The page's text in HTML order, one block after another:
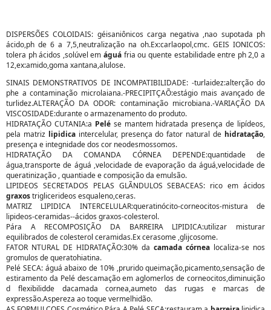
DISPERSÕES COLOIDAIS: géisaniônicos carga negativa ,nao supotada ph
ácido,ph de 6 a 7,5,neutralização na oh.Ex:carlaopol,cmc. GEIS IONICOS:
tolera ph ácidos ,solúvel emáguá fria ou quente estabilidade entre ph 2,0 a
12,ex:amido,goma xantana,alulose.
SINAIS DEMONSTRATIVOS DE INCOMPATIBILIDADE: -turlaidez:alterção do
phe a contaminação microlaiana.-PRECIPITÇAÕ:estágio mais avançado de
turlidez.ALTERAÇÃO DA ODOR: contaminação microbiana.-VARIAÇÃO DA
VISCOSIDADE:durante o armazenamento do produto.
HIDRATAÇÃO CUTANIA:a Pelése mantem hidratada presença de lipídeos,
pela matriz lipidicaintercelular, presença do fator natural de hidratação,
presença e integnidade dos cor neodesmossomos.
HIDRATAÇÃO DA COMANDA CÓRNEA DEPENDE:quantidade de
água,transporte de águá ,velocidade de evaporação da águá,velocidade de
queratinização , quantiade e composição da emulsão.
LIPIDEOS SECRETADOS PELAS GLÃNDULOS SEBACEAS: rico em ácidos
graxostriglicerideos esqualeno,ceras.
MATRIZ LIPIDICA INTERCELULAR:queratinócito-corneocitos-mistura de
lipideos-ceramidas--ácidos graxos-colesterol.
Pára A RECOMPOSIÇÃO DA BARREIRA LIPIDICA:utilizar misturar
equilibrados de colesterol ceramidas.Ex cerasome ,glijcosome.
FATOR NTURAL DE HIDRATAÇÃO:30% da camada córnea localiza-se nos
gromulos de queratohiatina.
Pelé SECA: águá abaixo de 10% ,prurido queimação,picamento,sensação de
estiramento da Pelé descamação em aglomerlos de corneocitos,diminuição
d flexibilidde dacamada cornea,aumeto das rugas e marcas de
expressão.Aspereza ao toque vermelhidão.